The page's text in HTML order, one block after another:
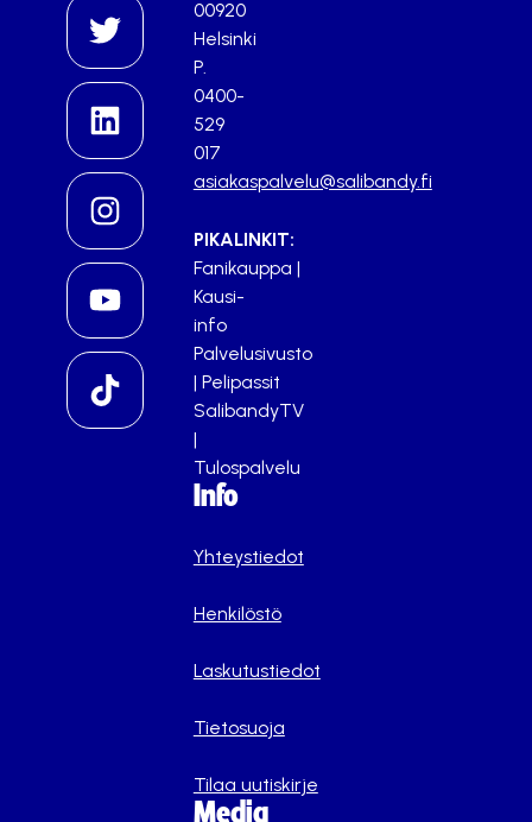
00920
Helsinki
P.
0400-
529
017
asiakaspalvelu@salibandy.fi
PIKALINKIT:
Fanikauppa |
Kausi-
info
Palvelusivusto
| Pelipassit
SalibandyTV
|
Tulospalvelu
Info
Yhteystiedot
Henkilöstö
Laskutustiedot
Tietosuoja
Tilaa uutiskirje
Media